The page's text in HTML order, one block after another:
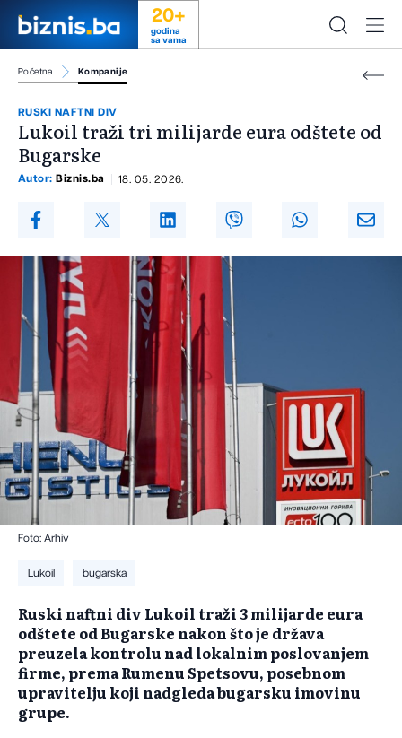
20+
godina
sa vama
Početna Kompanije
RUSKI NAFTNI DIV
Lukoil traži tri milijarde eura odštete od
Bugarske
Autor: Biznis.ba 18. 05. 2026.
Foto: Arhiv
Lukoil bugarska
Ruski naftni div Lukoil traži 3 milijarde eura
odštete od Bugarske nakon što je država
preuzela kontrolu nad lokalnim poslovanjem
firme, prema Rumenu Spetsovu, posebnom
upravitelju koji nadgleda bugarsku imovinu
grupe.